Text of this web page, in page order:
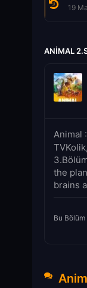
19
ANIMAL
Animal
the
brains
Bu